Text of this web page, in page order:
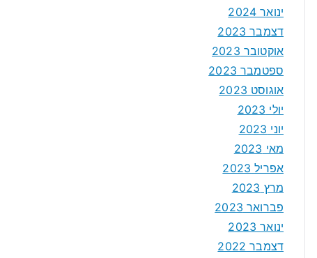
ינואר 2024
דצמבר 2023
אוקטובר 2023
ספטמבר 2023
אוגוסט 2023
יולי 2023
יוני 2023
מאי 2023
אפריל 2023
מרץ 2023
פברואר 2023
ינואר 2023
דצמבר 2022